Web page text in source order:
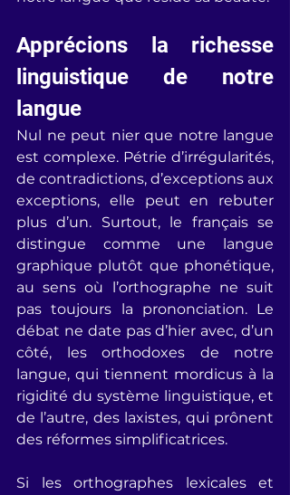
Apprécions la richesse
linguistique de notre
langue
Nul ne peut nier que notre langue
est complexe. Pétrie d’irrégularités,
de contradictions, d’exceptions aux
exceptions, elle peut en rebuter
plus d’un. Surtout, le français se
distingue comme une langue
graphique plutôt que phonétique,
au sens où l’orthographe ne suit
pas toujours la prononciation. Le
débat ne date pas d’hier avec, d’un
côté, les orthodoxes de notre
langue, qui tiennent mordicus à la
rigidité du système linguistique, et
de l’autre, des laxistes, qui prônent
des réformes simplificatrices.
Si les orthographes lexicales et